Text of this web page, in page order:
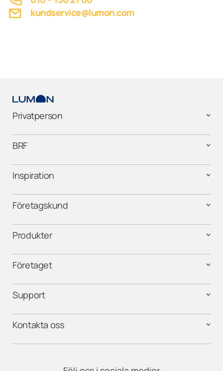
kundservice@lumon.com
Privatperson
BRF
Inspiration
Företagskund
Produkter
Företaget
Support
Kontakta oss